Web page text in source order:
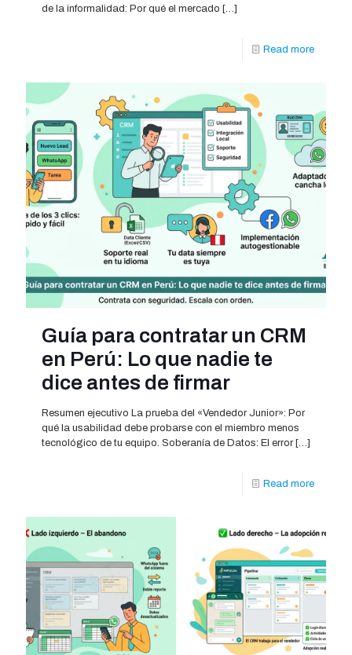
de la informalidad: Por qué el mercado […]
Read more
Guía para contratar un CRM
en Perú: Lo que nadie te
dice antes de firmar
Resumen ejecutivo La prueba del «Vendedor Junior»: Por
qué la usabilidad debe probarse con el miembro menos
tecnológico de tu equipo. Soberanía de Datos: El error […]
Read more